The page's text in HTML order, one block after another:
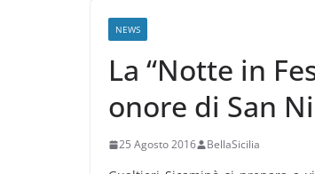
NEWS
La “Notte in
onore di San
25 Agosto 2016 BellaSicilia